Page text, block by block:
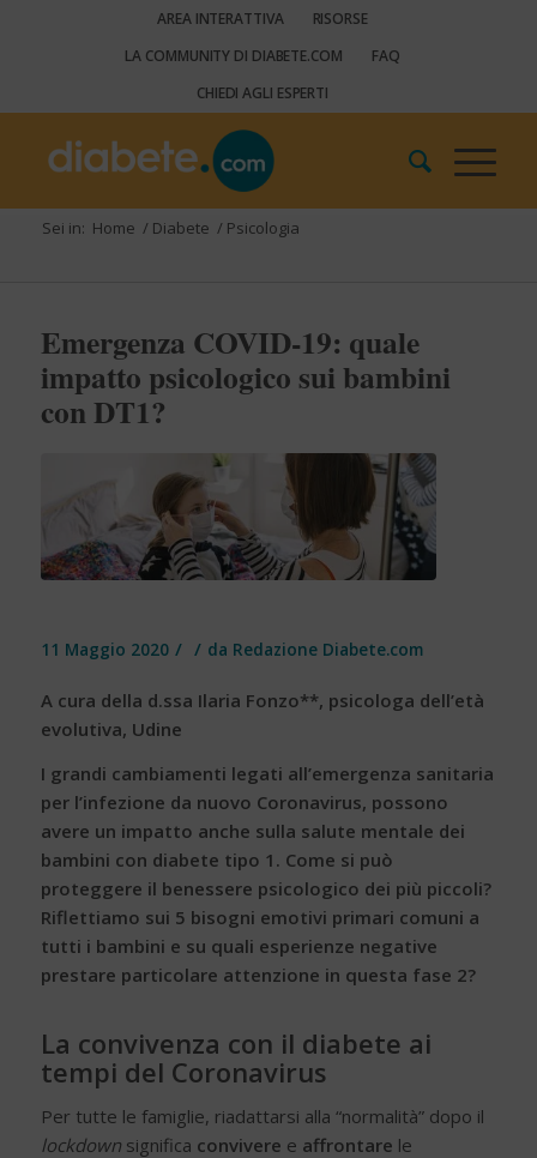
AREA INTERATTIVA
RISORSE
LA COMMUNITY DI DIABETE.COM
FAQ
CHIEDI AGLI ESPERTI
Sei in: Home / Diabete / Psicologia
Emergenza COVID-19: quale
impatto psicologico sui bambini
con DT1?
11 Maggio 2020 / / da Redazione Diabete.com
A cura della d.ssa Ilaria Fonzo**, psicologa dell’età
evolutiva, Udine
I grandi cambiamenti legati all’emergenza sanitaria
per l’infezione da nuovo Coronavirus, possono
avere un impatto anche sulla salute mentale dei
bambini con diabete tipo 1. Come si può
proteggere il benessere psicologico dei più piccoli?
Riflettiamo sui 5 bisogni emotivi primari comuni a
tutti i bambini e su quali esperienze negative
prestare particolare attenzione in questa fase 2?
La convivenza con il diabete ai
tempi del Coronavirus
Per tutte le famiglie, riadattarsi alla “normalità” dopo il
lockdown significa convivere e affrontare le